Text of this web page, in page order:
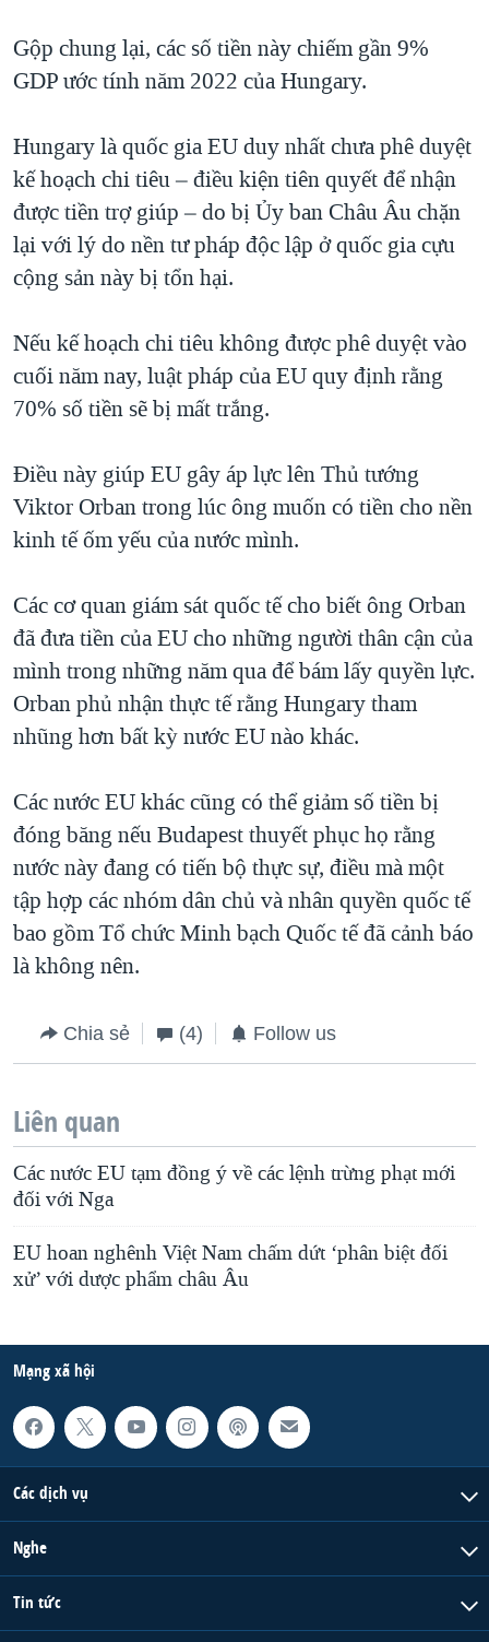
Gộp chung lại, các số tiền này chiếm gần 9%
GDP ước tính năm 2022 của Hungary.
Hungary là quốc gia EU duy nhất chưa phê duyệt
kế hoạch chi tiêu – điều kiện tiên quyết để nhận
được tiền trợ giúp – do bị Ủy ban Châu Âu chặn
lại với lý do nền tư pháp độc lập ở quốc gia cựu
cộng sản này bị tổn hại.
Nếu kế hoạch chi tiêu không được phê duyệt vào
cuối năm nay, luật pháp của EU quy định rằng
70% số tiền sẽ bị mất trắng.
Điều này giúp EU gây áp lực lên Thủ tướng
Viktor Orban trong lúc ông muốn có tiền cho nền
kinh tế ốm yếu của nước mình.
Các cơ quan giám sát quốc tế cho biết ông Orban
đã đưa tiền của EU cho những người thân cận của
mình trong những năm qua để bám lấy quyền lực.
Orban phủ nhận thực tế rằng Hungary tham
nhũng hơn bất kỳ nước EU nào khác.
Các nước EU khác cũng có thể giảm số tiền bị
đóng băng nếu Budapest thuyết phục họ rằng
nước này đang có tiến bộ thực sự, điều mà một
tập hợp các nhóm dân chủ và nhân quyền quốc tế
bao gồm Tổ chức Minh bạch Quốc tế đã cảnh báo
là không nên.
Chia sẻ (4) Follow us
Liên quan
Các nước EU tạm đồng ý về các lệnh trừng phạt mới
đối với Nga
EU hoan nghênh Việt Nam chấm dứt ‘phân biệt đối
xử’ với dược phẩm châu Âu
Mạng xã hội
Các dịch vụ
Nghe
Tin tức